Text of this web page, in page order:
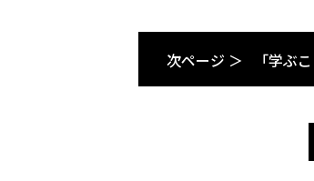
次ページ ＞ 「学ぶ